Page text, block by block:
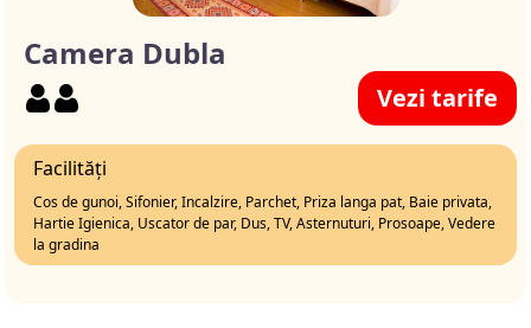
Camera Dubla
Vezi tarife
Facilități
Cos de gunoi, Sifonier, Incalzire, Parchet, Priza langa pat, Baie privata,
Hartie Igienica, Uscator de par, Dus, TV, Asternuturi, Prosoape, Vedere
la gradina